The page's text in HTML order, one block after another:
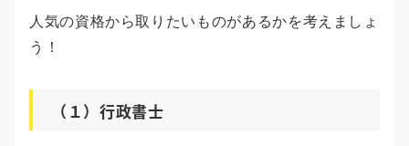
人気の資格から取りたいものがあるかを考えましょ
う！
（１）行政書士